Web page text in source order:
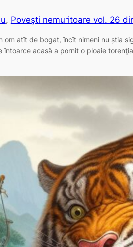
, Poveşti nemuritoare vol. 26
om atît de bogat, încît nimeni nu știa
întoarce acasă a pornit o ploaie